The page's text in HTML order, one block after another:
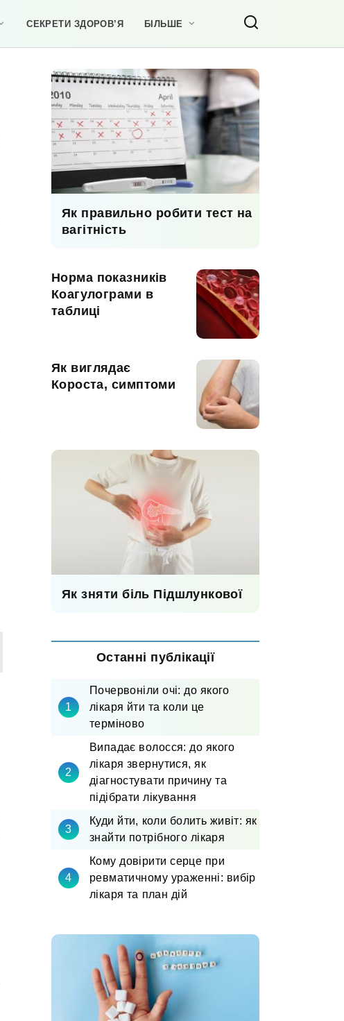
СЕКРЕТИ ЗДОРОВ’Я БІЛЬШЕ
Як правильно робити тест на
вагітність
Норма показників
Коагулограми в
таблиці
Як виглядає
Короста, симптоми
Як зняти біль Підшлункової
Останні публікації
Почервоніли очі: до якого
лікаря йти та коли це
терміново
Випадає волосся: до якого
лікаря звернутися, як
діагностувати причину та
підібрати лікування
Куди йти, коли болить живіт: як
знайти потрібного лікаря
Кому довірити серце при
ревматичному ураженні: вибір
лікаря та план дій